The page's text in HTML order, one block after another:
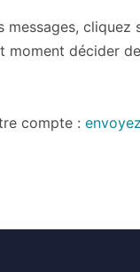
messages, cliquez
moment décider
compte :